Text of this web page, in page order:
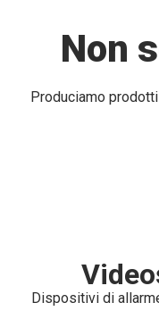
Non
Produciamo
Dispositivi di